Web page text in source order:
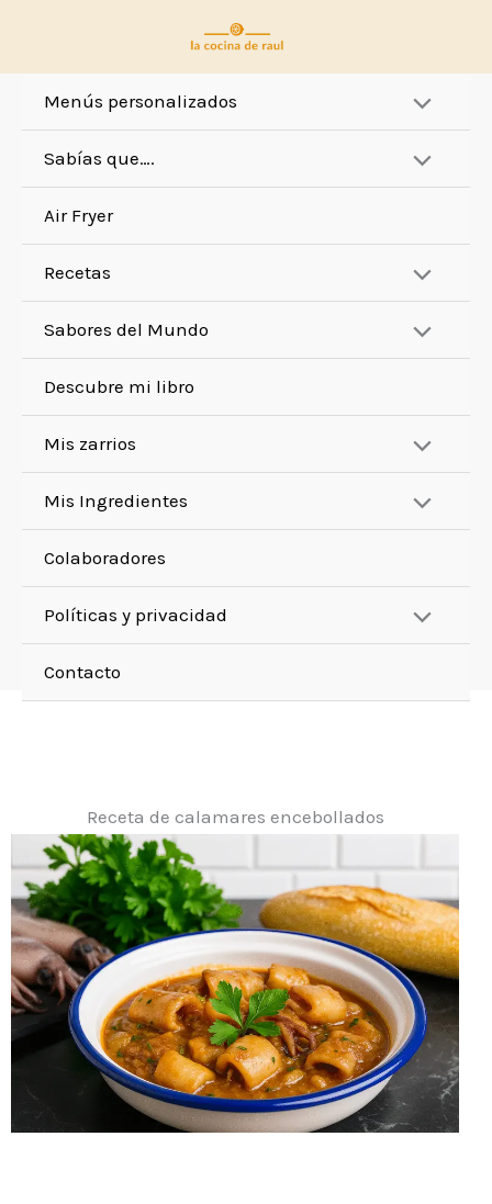
Menús personalizados
Sabías que….
Air Fryer
Recetas
Sabores del Mundo
Descubre mi libro
Mis zarrios
Mis Ingredientes
Colaboradores
Políticas y privacidad
Contacto
Receta de calamares encebollados